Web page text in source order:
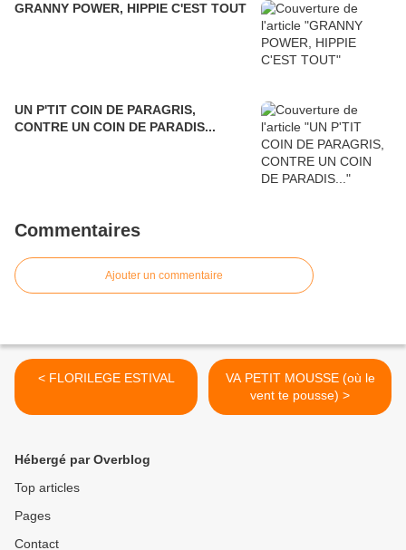
GRANNY POWER, HIPPIE C'EST TOUT
UN P'TIT COIN DE PARAGRIS,
CONTRE UN COIN DE PARADIS...
Commentaires
Ajouter un commentaire
< FLORILEGE ESTIVAL
VA PETIT MOUSSE (où le
vent te pousse) >
Hébergé par Overblog
Top articles
Pages
Contact